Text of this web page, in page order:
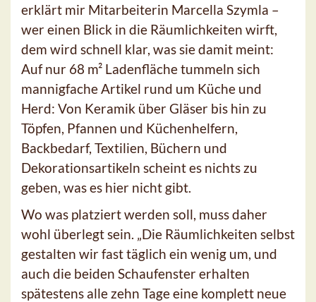
erklärt mir Mitarbeiterin Marcella Szymla –
wer einen Blick in die Räumlichkeiten wirft,
dem wird schnell klar, was sie damit meint:
Auf nur 68 m² Ladenfläche tummeln sich
mannigfache Artikel rund um Küche und
Herd: Von Keramik über Gläser bis hin zu
Töpfen, Pfannen und Küchenhelfern,
Backbedarf, Textilien, Büchern und
Dekorationsartikeln scheint es nichts zu
geben, was es hier nicht gibt.
Wo was platziert werden soll, muss daher
wohl überlegt sein. „Die Räumlichkeiten selbst
gestalten wir fast täglich ein wenig um, und
auch die beiden Schaufenster erhalten
spätestens alle zehn Tage eine komplett neue